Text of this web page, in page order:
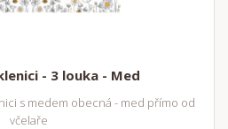
- 3 louka - Med
s medem obecná - med přímo od
včelaře